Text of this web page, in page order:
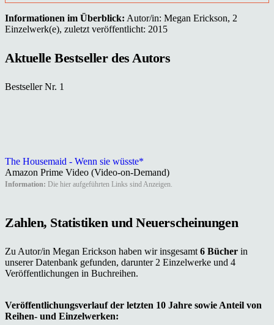
Informationen im Überblick: Autor/in: Megan Erickson, 2
Einzelwerk(e), zuletzt veröffentlicht: 2015
Aktuelle Bestseller des Autors
Bestseller Nr. 1
The Housemaid - Wenn sie wüsste*
Amazon Prime Video (Video-on-Demand)
Information: Die hier aufgeführten Links sind Anzeigen.
Zahlen, Statistiken und Neuerscheinungen
Zu Autor/in Megan Erickson haben wir insgesamt 6 Bücher in
unserer Datenbank gefunden, darunter 2 Einzelwerke und 4
Veröffentlichungen in Buchreihen.
Veröffentlichungsverlauf der letzten 10 Jahre sowie Anteil von
Reihen- und Einzelwerken: